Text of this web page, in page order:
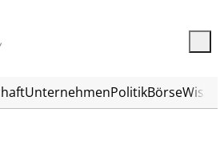
UnternehmenPolitikBörse